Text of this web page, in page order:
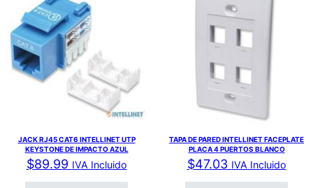
JACK RJ45 CAT6 INTELLINET UTP
KEYSTONE DE IMPACTO AZUL
$89.99 IVA Incluido
TAPA DE PARED INTELLINET FACEPLATE
PLACA 4 PUERTOS BLANCO
$47.03 IVA Incluido